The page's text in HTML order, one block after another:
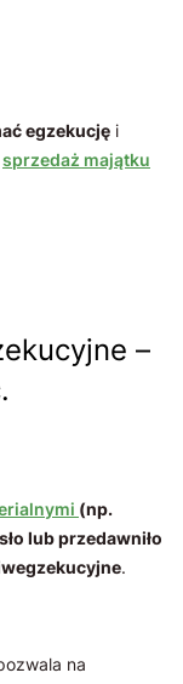
egzekucję i
sprzedaż majątku
(np.
lub przedawniło
.
na